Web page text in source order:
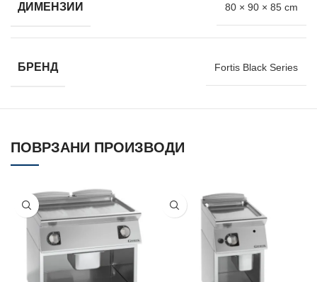
ДИМЕНЗИИ 80 × 90 × 85 cm
БРЕНД Fortis Black Series
ПОВРЗАНИ ПРОИЗВОДИ